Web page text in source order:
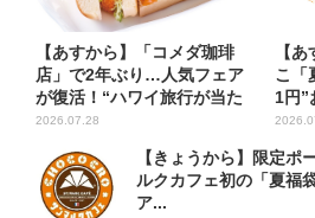
【あすから】「コメダ珈琲
店」で2年ぶり…人気フェア
が復活！“ハワイ旅行が当た
る”...
2026.07.28
【
こ「
1円”
【きょうから】限定
ルクカフェ初の「夏福
ア...